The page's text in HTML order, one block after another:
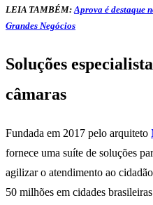
LEIA TAMBÉM: Aprova é destaque
Grandes Negócios
Soluções
câmaras
Fundada em 2017 pelo arquiteto
fornece uma suíte de soluções
agilizar o atendimento ao
50 milhões em cidades